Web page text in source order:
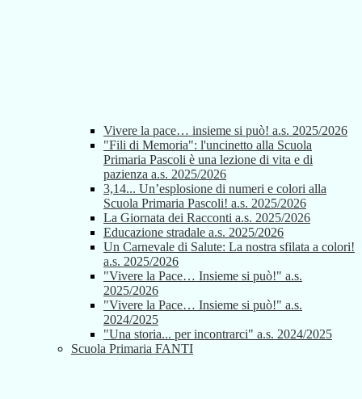
Vivere la pace… insieme si può! a.s. 2025/2026
"Fili di Memoria": l'uncinetto alla Scuola
Primaria Pascoli è una lezione di vita e di
pazienza a.s. 2025/2026
3,14... Un’esplosione di numeri e colori alla
Scuola Primaria Pascoli! a.s. 2025/2026
La Giornata dei Racconti a.s. 2025/2026
Educazione stradale a.s. 2025/2026
Un Carnevale di Salute: La nostra sfilata a colori!
a.s. 2025/2026
"Vivere la Pace… Insieme si può!" a.s.
2025/2026
"Vivere la Pace… Insieme si può!" a.s.
2024/2025
"Una storia... per incontrarci" a.s. 2024/2025
Scuola Primaria FANTI